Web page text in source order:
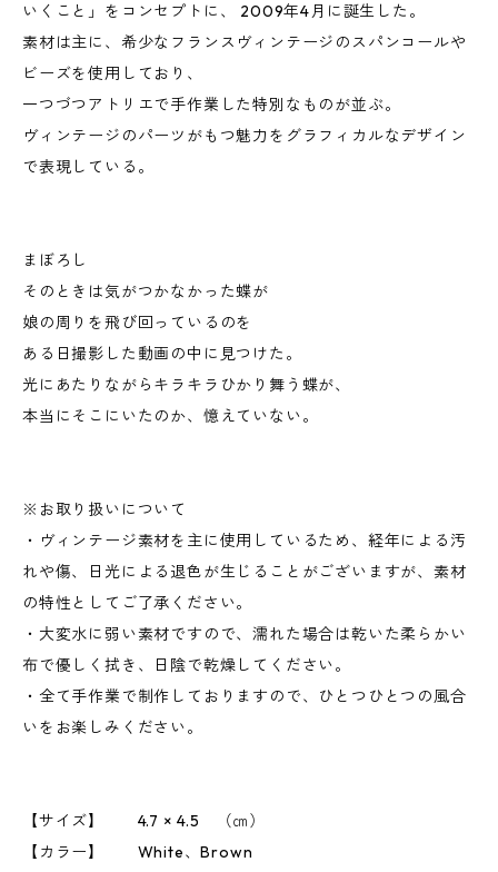
いくこと」をコンセプトに、 2009年4月に誕生した。
素材は主に、希少なフランスヴィンテージのスパンコールや
ビーズを使用しており、
一つづつアトリエで手作業した特別なものが並ぶ。
ヴィンテージのパーツがもつ魅力をグラフィカルなデザイン
で表現している。
まぼろし
そのときは気がつかなかった蝶が
娘の周りを飛び回っているのを
ある日撮影した動画の中に見つけた。
光にあたりながらキラキラひかり舞う蝶が、
本当にそこにいたのか、憶えていない。
※お取り扱いについて
・ヴィンテージ素材を主に使用しているため、経年による汚
れや傷、日光による退色が生じることがございますが、素材
の特性としてご了承ください。
・大変水に弱い素材ですので、濡れた場合は乾いた柔らかい
布で優しく拭き、日陰で乾燥してください。
・全て手作業で制作しておりますので、ひとつひとつの風合
いをお楽しみください。
【サイズ】 4.7 × 4.5 （㎝）
【カラー】 White、Brown